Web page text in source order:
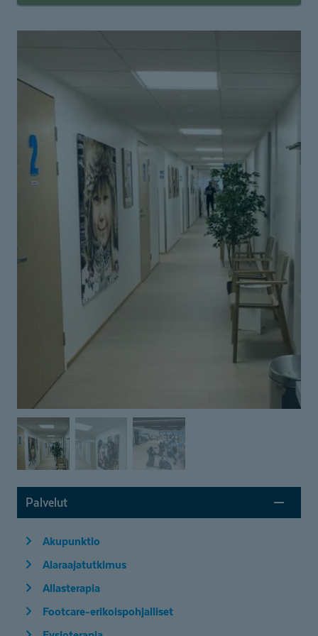
Palvelut
Akupunktio
Alaraajatutkimus
Allasterapia
Footcare-erikoispohjalliset